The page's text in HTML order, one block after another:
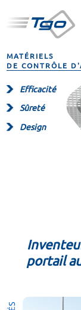
MATÉRIELS
DE CONTRÔLE
Efficacité
Sûreté
Design
portail